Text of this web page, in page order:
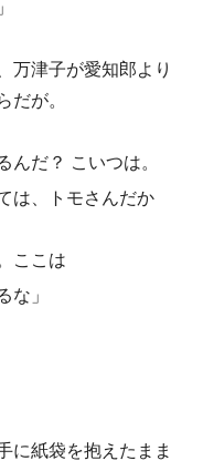
万津子が愛知郎より
だが。
だ？ こいつは。
は、トモさんだか
ここは
な」
に紙袋を抱えたまま